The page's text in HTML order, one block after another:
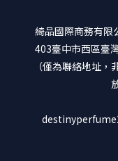
綺品國際商務有限
403臺中市西區臺
（僅為聯絡地址